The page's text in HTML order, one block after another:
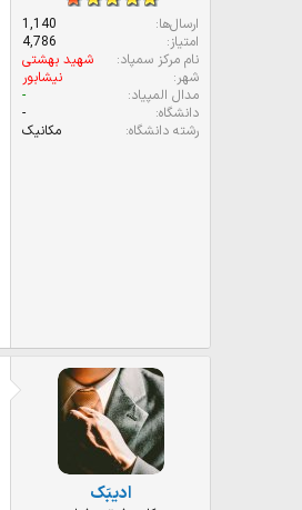
ارسال‌ها
1,140
امتیاز
4,786
نام مرکز سمپاد
شهید بهشتی
شهر
نیشابور
مدال المپیاد
-
دانشگاه
-
رشته دانشگاه
مکانیک
ادیبَک